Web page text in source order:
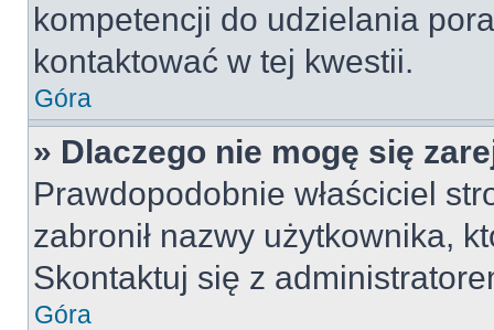
kompetencji do udzielania
kontaktować w tej kwestii.
Góra
» Dlaczego nie mogę się
Prawdopodobnie właściciel
zabronił nazwy użytkownika,
Skontaktuj się z
Góra